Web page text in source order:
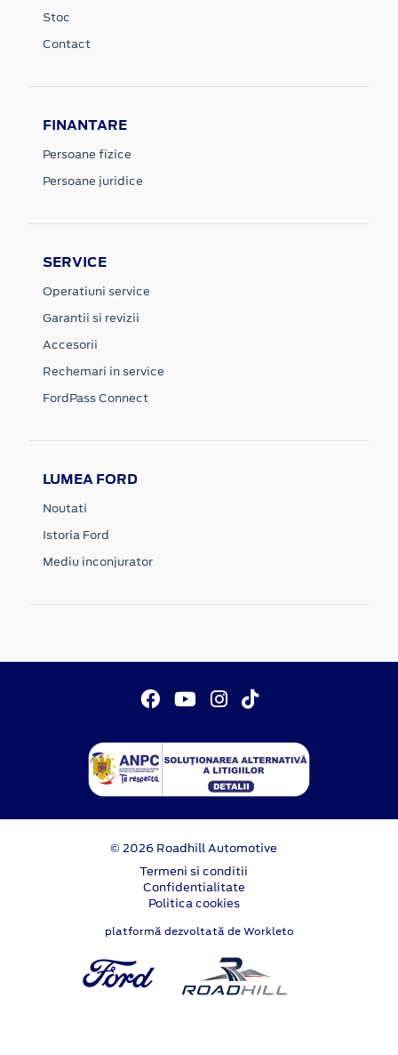
Stoc
Contact
FINANTARE
Persoane fizice
Persoane juridice
SERVICE
Operatiuni service
Garantii si revizii
Accesorii
Rechemari in service
FordPass Connect
LUMEA FORD
Noutati
Istoria Ford
Mediu inconjurator
© 2026 Roadhill Automotive
Termeni si conditii
Confidentialitate
Politica cookies
platformă dezvoltată de Workleto